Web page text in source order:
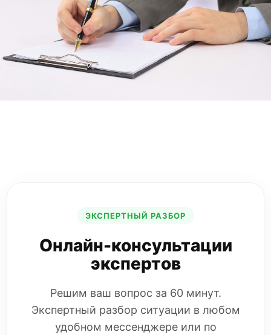
СКАЧАТЬ
ЭКСПЕРТНЫЙ РАЗБОР
Онлайн-консультации
экспертов
Решим ваш вопрос за 60 минут.
Экспертный разбор ситуации в любом
удобном мессенджере или по